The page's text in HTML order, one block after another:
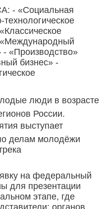
- «Социальная
«Международный
- «Производство»
бизнес» -
люди в возрасте
России.
выступает
делам молодёжи
на федеральный
для презентации
этапе, где
органов